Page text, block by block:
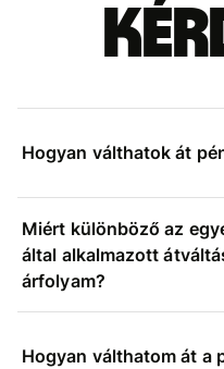
Hogyan válthatok át
Miért különböző az
által alkalmazott
árfolyam?
Hogyan válthatom át a